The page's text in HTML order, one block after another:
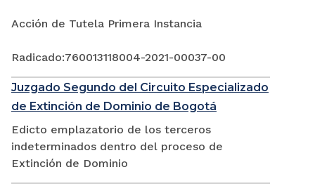
Acción de Tutela Primera Instancia
Radicado:760013118004-2021-00037-00
Juzgado Segundo del Circuito Especializado
de Extinción de Dominio de Bogotá
Edicto emplazatorio de los terceros
indeterminados dentro del proceso de
Extinción de Dominio